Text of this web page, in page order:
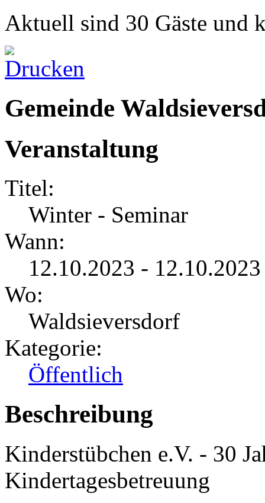
Aktuell sind 30 Gäste und
Gemeinde
Veranstaltung
Titel:
Winter - Seminar
Wann:
12.10.2023 -
Wo:
Waldsieversdorf
Kategorie:
Öffentlich
Beschreibung
Kinderstübchen e.V. - 30
Kindertagesbetreuung